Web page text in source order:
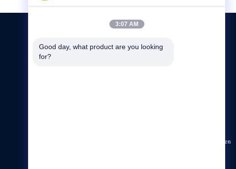
Gemeenschap, Yutang straat, Guangming District, Shenzhen
3:07 AM
Good day, what product are you looking
for?